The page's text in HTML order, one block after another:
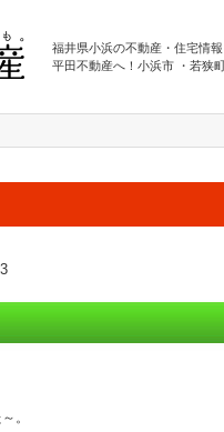
福井県小浜の不動産・住宅情
平田不動産へ！小浜市 ・若狭
。